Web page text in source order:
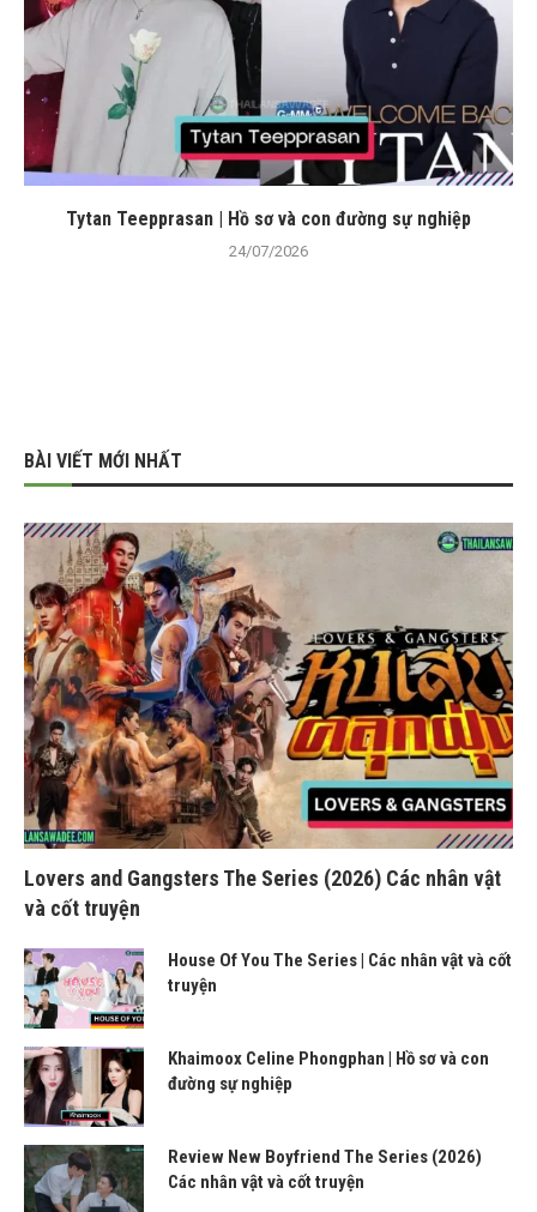
Tytan Teepprasan | Hồ sơ và con đường sự nghiệp
24/07/2026
BÀI VIẾT MỚI NHẤT
Lovers and Gangsters The Series (2026) Các nhân vật
và cốt truyện
House Of You The Series | Các nhân vật và cốt
truyện
Khaimoox Celine Phongphan | Hồ sơ và con
đường sự nghiệp
Review New Boyfriend The Series (2026)
Các nhân vật và cốt truyện